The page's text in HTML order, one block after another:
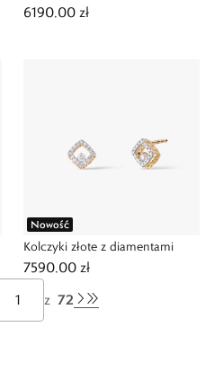
6190,00 zł
Nowość
Kolczyki złote z diamentami
7590,00 zł
z 72